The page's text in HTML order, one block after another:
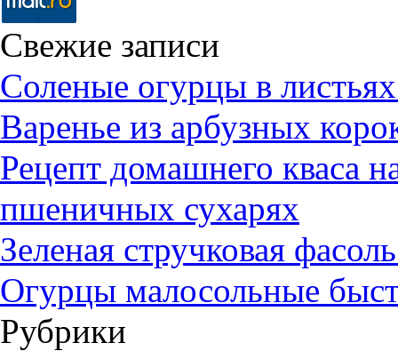
Свежие записи
Соленые огурцы в
Варенье из арбузных
Рецепт домашнего кваса
пшеничных сухарях
Зеленая стручковая
Огурцы малосольные
Рубрики